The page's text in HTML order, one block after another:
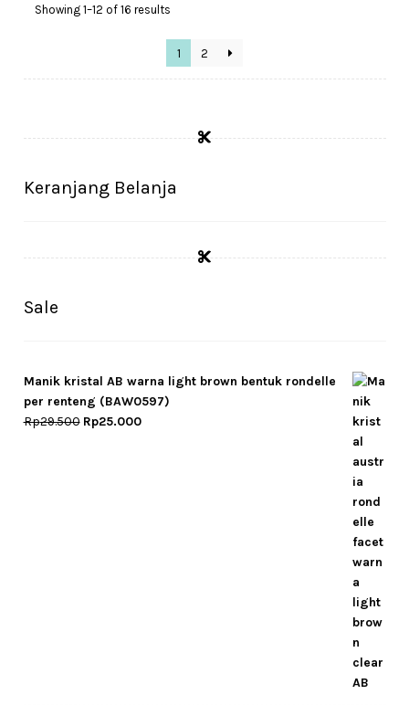
Showing 1–12 of 16 results
1 2
Keranjang Belanja
Sale
Manik kristal AB warna light brown bentuk rondelle
per renteng (BAW0597)
Rp29.500 Original
Rp25.000Current